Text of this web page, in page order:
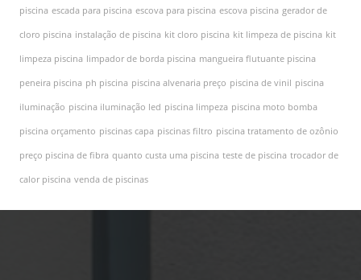
piscina escada para piscina escova para piscina escova piscina gerador de
cloro piscina instalação de piscina kit cloro piscina kit limpeza de piscina kit
limpeza piscina limpador de borda piscina mangueira flutuante piscina
peneira piscina ph piscina piscina alvenaria preço piscina de vinil piscina
iluminação piscina iluminação led piscina limpeza piscina moto bomba
piscina orçamento piscinas capa piscinas filtro piscina tratamento de ozônio
preço piscina de fibra quanto custa uma piscina teste de piscina trocador de
calor piscina venda de piscinas